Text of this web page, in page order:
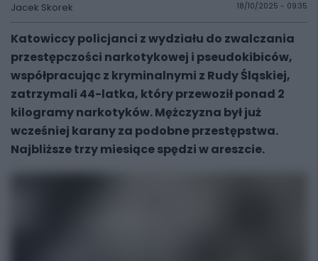
Jacek Skorek 18/10/2025 - 09:35
Katowiccy policjanci z wydziału do zwalczania
przestępczości narkotykowej i pseudokibiców,
współpracując z kryminalnymi z Rudy Śląskiej,
zatrzymali 44-latka, który przewoził ponad 2
kilogramy narkotyków. Mężczyzna był już
wcześniej karany za podobne przestępstwa.
Najbliższe trzy miesiące spędzi w areszcie.